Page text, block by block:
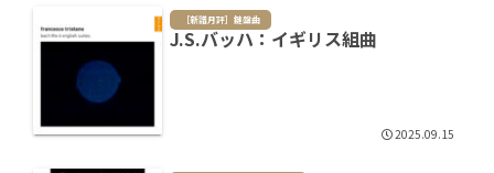
［新譜月評］鍵盤曲
J.S.バッハ：イギリス組曲
2025.09.15